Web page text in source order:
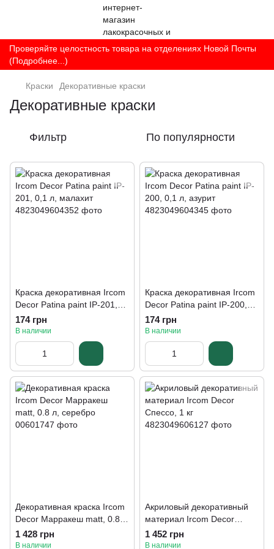
Проверяйте целостность товара на отделениях Новой Почты
(Подробнее...)
Краски Декоративные краски
Декоративные краски
Фильтр По популярности
Краска декоративная Ircom
Decor Patina paint IP-201,
0,1 л, малахит
174 грн
В наличии
Краска декоративная Ircom
Decor Patina paint IP-200,
0,1 л, азурит
174 грн
В наличии
Декоративная краска Ircom
Decor Марракеш matt, 0.8
л, серебро
1 428 грн
В наличии
Акриловый декоративный
материал Ircom Decor
Спессо, 1 кг
1 452 грн
В наличии